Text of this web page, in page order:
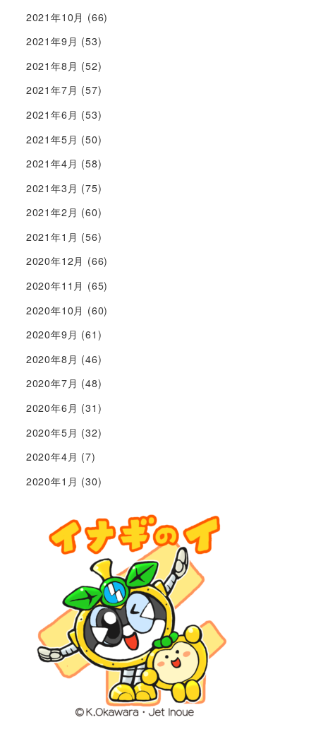
2021年10月 (66)
2021年9月 (53)
2021年8月 (52)
2021年7月 (57)
2021年6月 (53)
2021年5月 (50)
2021年4月 (58)
2021年3月 (75)
2021年2月 (60)
2021年1月 (56)
2020年12月 (66)
2020年11月 (65)
2020年10月 (60)
2020年9月 (61)
2020年8月 (46)
2020年7月 (48)
2020年6月 (31)
2020年5月 (32)
2020年4月 (7)
2020年1月 (30)